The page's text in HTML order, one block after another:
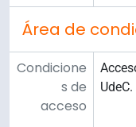
Área de
Condicione
s de
acceso
UdeC.